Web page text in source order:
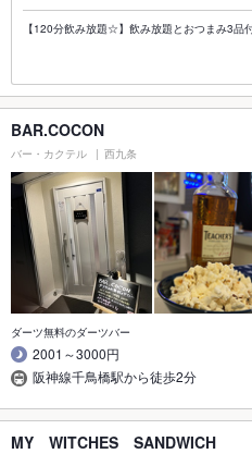
【120分飲み放題☆】飲み放題とおつまみ3
BAR.COCON
バー・カクテル 西九条
ダーツ無料のダーツバー
2001～3000円
阪神線千鳥橋駅から徒歩2分
MY WITCHES SANDWICH